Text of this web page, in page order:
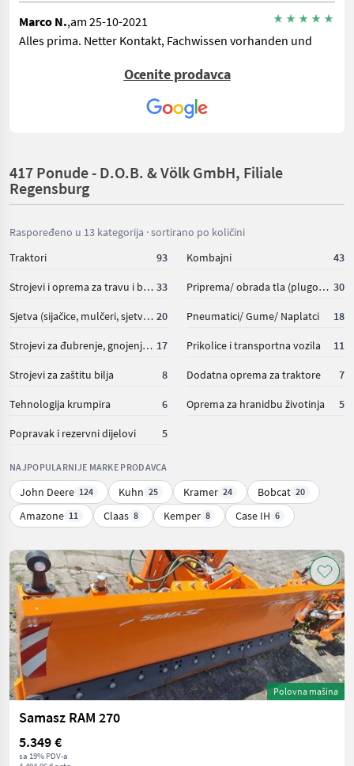
Marco N.,am 25-10-2021
Alles prima. Netter Kontakt, Fachwissen vorhanden und
Ocenite prodavca
417 Ponude - D.O.B. & Völk GmbH, Filiale
Regensburg
Raspoređeno u 13 kategorija · sortirano po količini
Traktori
93 Kombajni 43
Strojevi i oprema za travu i baliranje 33 Priprema/ obrada tla (plugovi, kultivatori, tanjurače i dr.) 30
Sjetva (sijačice, mulčeri, sjetvospremači i dr) 20 Pneumatici/ Gume/ Naplatci 18
Strojevi za đubrenje, gnojenje i navodnjavanje 17 Prikolice i transportna vozila 11
Strojevi za zaštitu bilja 8 Dodatna oprema za traktore 7
Tehnologija krumpira 6 Oprema za hranidbu životinja 5
Popravak i rezervni dijelovi 5
NAJPOPULARNIJE MARKE PRODAVCA
John Deere 124 Kuhn 25 Kramer 24 Bobcat 20
Amazone 11 Claas 8 Kemper 8 Case IH 6
Polovna mašina
Samasz RAM 270
5.349 €
sa 19% PDV-a